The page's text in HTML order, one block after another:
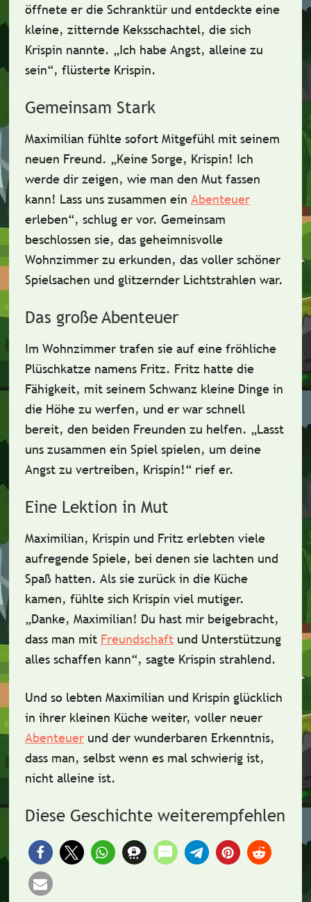
öffnete er die Schranktür und entdeckte eine
kleine, zitternde Keksschachtel, die sich
Krispin nannte. „Ich habe Angst, alleine zu
sein“, flüsterte Krispin.
Gemeinsam Stark
Maximilian fühlte sofort Mitgefühl mit seinem
neuen Freund. „Keine Sorge, Krispin! Ich
werde dir zeigen, wie man den Mut fassen
kann! Lass uns zusammen ein Abenteuer
erleben“, schlug er vor. Gemeinsam
beschlossen sie, das geheimnisvolle
Wohnzimmer zu erkunden, das voller schöner
Spielsachen und glitzernder Lichtstrahlen war.
Das große Abenteuer
Im Wohnzimmer trafen sie auf eine fröhliche
Plüschkatzenamens Fritz. Fritz hatte die
Fähigkeit, mit seinem Schwanz kleine Dinge in
die Höhe zu werfen, und er war schnell
bereit, den beiden Freunden zu helfen. „Lasst
uns zusammen ein Spiel spielen, um deine
Angst zu vertreiben, Krispin!“ rief er.
Eine Lektion in Mut
Maximilian, Krispin und Fritz erlebten viele
aufregende Spiele, bei denen sie lachten und
Spaß hatten. Als sie zurück in die Küche
kamen, fühlte sich Krispin viel mutiger.
„Danke, Maximilian! Du hast mir beigebracht,
dass man mit Freundschaftund Unterstützung
alles schaffen kann“, sagte Krispin strahlend.
Und so lebten Maximilian und Krispin glücklich
in ihrer kleinen Küche weiter, voller neuer
Abenteuerund der wunderbaren Erkenntnis,
dass man, selbst wenn es mal schwierig ist,
nicht alleine ist.
Diese Geschichte weiterempfehlen